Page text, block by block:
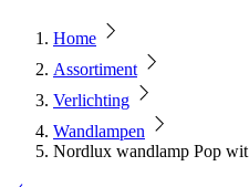
Home
Assortiment
Verlichting
Wandlampen
Nordlux wandlamp Pop wit